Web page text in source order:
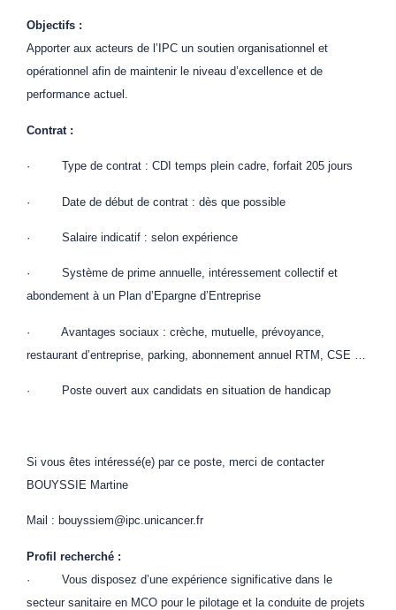
Objectifs :
Apporter aux acteurs de l’IPC un soutien organisationnel et
opérationnel afin de maintenir le niveau d’excellence et de
performance actuel.
Contrat :
· Type de contrat : CDI temps plein cadre, forfait 205 jours
· Date de début de contrat : dès que possible
· Salaire indicatif : selon expérience
· Système de prime annuelle, intéressement collectif et
abondement à un Plan d’Epargne d’Entreprise
· Avantages sociaux : crèche, mutuelle, prévoyance,
restaurant d’entreprise, parking, abonnement annuel RTM, CSE …
· Poste ouvert aux candidats en situation de handicap
Si vous êtes intéressé(e) par ce poste, merci de contacter
BOUYSSIE Martine
Mail : bouyssiem@ipc.unicancer.fr
Profil recherché :
· Vous disposez d’une expérience significative dans le
secteur sanitaire en MCO pour le pilotage et la conduite de projets